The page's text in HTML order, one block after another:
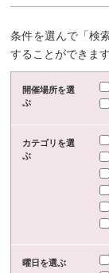
条件を選んで「検
することができます
開催場所を選
ぶ
カテゴリを選
ぶ
曜日を選ぶ